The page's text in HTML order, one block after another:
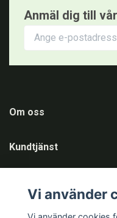
Anmäl dig till
Om oss
Kundtjänst
Vi använder